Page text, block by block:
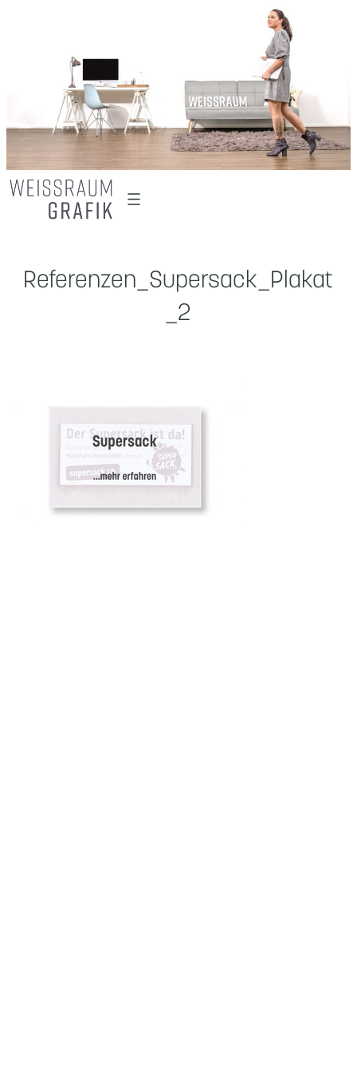
Zum
Inhalt
springen
Referenzen_Supersack_Plakat
_2